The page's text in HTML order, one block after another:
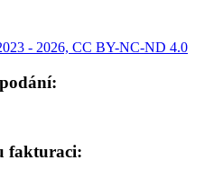
- 2026, CC BY-NC-ND 4.0
fakturaci: